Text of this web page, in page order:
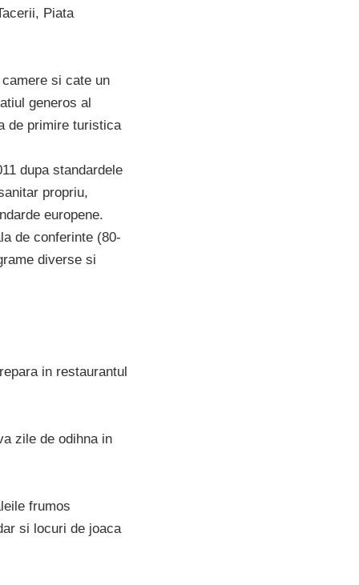
Piata
si cate un
generos al
de primire turistica
dupa standardele
propriu,
europene.
de conferinte (80-
diverse si
in restaurantul
zile de odihna in
frumos
si locuri de joaca